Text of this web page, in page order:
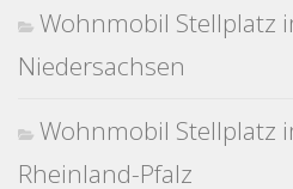
Wohnmobil Stellplatz
Niedersachsen
Wohnmobil Stellplatz
Rheinland-Pfalz